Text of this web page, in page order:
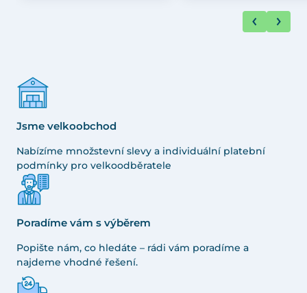
Jsme velkoobchod
Nabízíme množstevní slevy a individuální platební
podmínky pro velkoodběratele
Poradíme vám s výběrem
Popište nám, co hledáte – rádi vám poradíme a
najdeme vhodné řešení.